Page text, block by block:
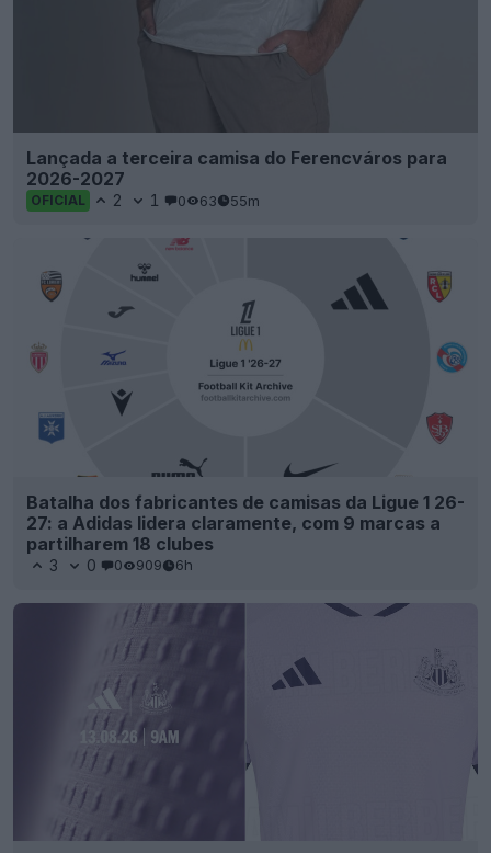
Lançada a terceira camisa do Ferencváros para
2026-2027
OFICIAL 2 1 0 63 55m
Batalha dos fabricantes de camisas da Ligue 1 26-
27: a Adidas lidera claramente, com 9 marcas a
partilharem 18 clubes
3 0 0 909 6h